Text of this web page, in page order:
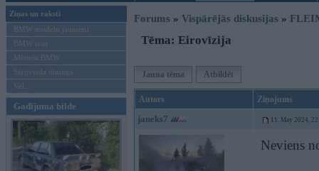
Ziņas un raksti
BMW modeļu jaunumi
BMW testi
Mēneša BMW
Sērijveida tūnings
Vel...
Gadījuma bilde
Forums » Vispārējās diskusijas »
Tēma: Eirovīzija
Jauna tēma Atbildēt
Autors Ziņojums
janeks7 11. May 2024,
Neviens